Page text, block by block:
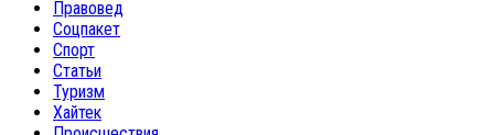
Правовед
Соцпакет
Спорт
Статьи
Туризм
Хайтек